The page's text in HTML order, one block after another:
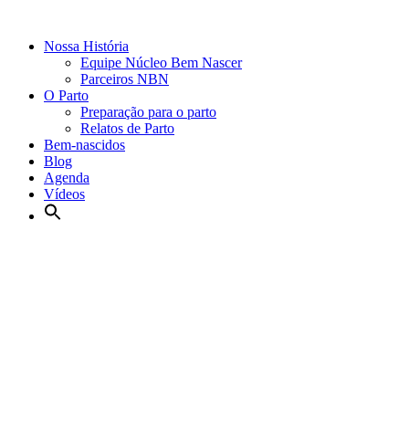
Nossa História
Equipe Núcleo Bem Nascer
Parceiros NBN
O Parto
Preparação para o parto
Relatos de Parto
Bem-nascidos
Blog
Agenda
Vídeos